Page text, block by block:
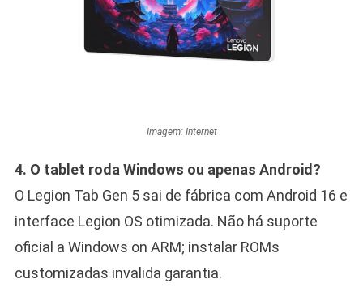
Imagem: Internet
4. O tablet roda Windows ou apenas Android?
O Legion Tab Gen 5 sai de fábrica com Android 16 e
interface Legion OS otimizada. Não há suporte
oficial a Windows on ARM; instalar ROMs
customizadas invalida garantia.